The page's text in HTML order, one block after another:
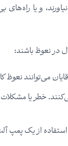
و یا
در نعوظ باشند:
می‌توانند نعوظ
خطر یا
از یک پمپ